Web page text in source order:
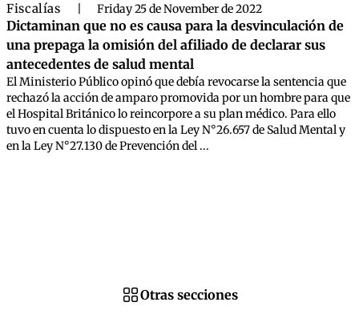
Fiscalías Friday 25 de November de 2022
Dictaminan que no es causa para la desvinculación de
una prepaga la omisión del afiliado de declarar sus
antecedentes de salud mental
El Ministerio Público opinó que debía revocarse la sentencia que
rechazó la acción de amparo promovida por un hombre para que
el Hospital Británico lo reincorpore a su plan médico. Para ello
tuvo en cuenta lo dispuesto en la Ley N°26.657 de Salud Mental y
en la Ley N°27.130 de Prevención del ...
Otras secciones